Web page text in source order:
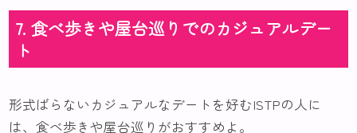
7. 食べ歩きや屋台巡りでのカジュアルデー
ト
形式ばらないカジュアルなデートを好むISTPの人に
は、食べ歩きや屋台巡りがおすすめよ。